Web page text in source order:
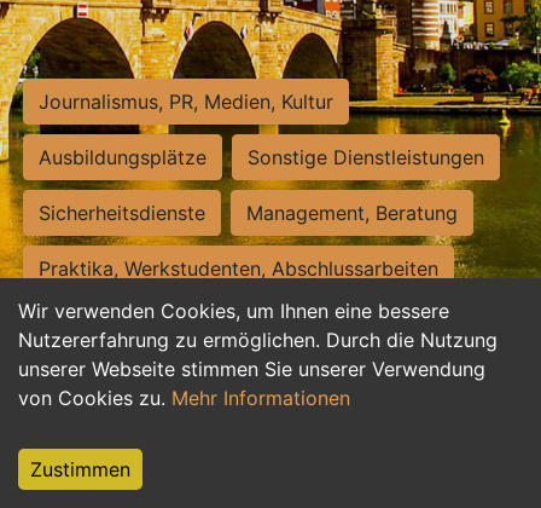
Wir verwenden Cookies, um Ihnen eine bessere
Nutzererfahrung zu ermöglichen. Durch die Nutzung
unserer Webseite stimmen Sie unserer Verwendung
von Cookies zu. Mehr Informationen
Zustimmen
Journalismus, PR, Medien, Kultur
Ausbildungsplätze Sonstige Dienstleistungen
Sicherheitsdienste Management, Beratung
Praktika, Werkstudenten, Abschlussarbeiten
Personalwesen Assistenz, Sekretariat
Hilfskräfte, Aushilfs- und Nebenjobs
Weiterbildung, Studium, duale Ausbildung